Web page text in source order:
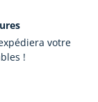
votre
!